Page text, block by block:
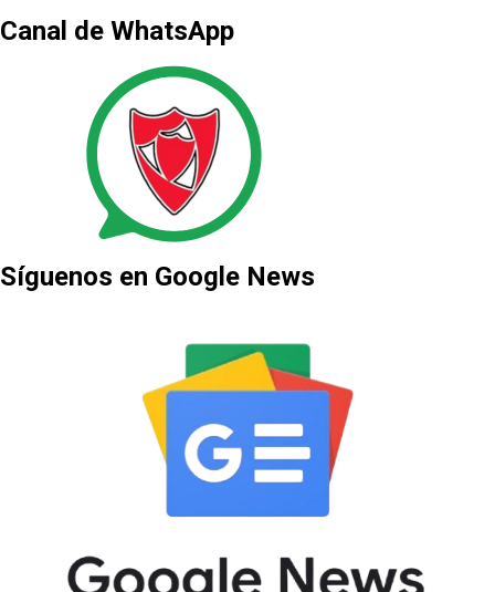
Canal de WhatsApp
Síguenos en Google News